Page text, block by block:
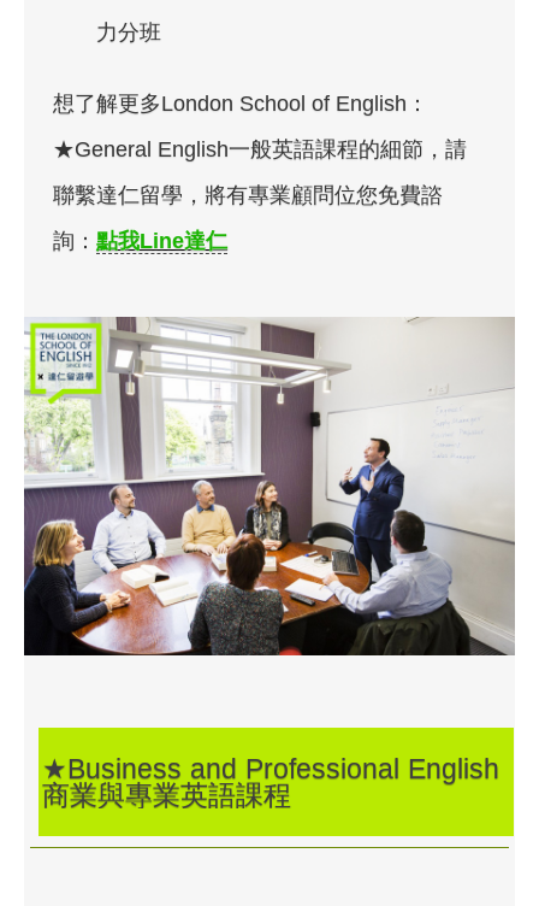
力分班
想了解更多London School of English：
★General English一般英語課程的細節，請
聯繫達仁留學，將有專業顧問位您免費諮
詢：點我Line達仁
★Business and Professional English
商業與專業英語課程